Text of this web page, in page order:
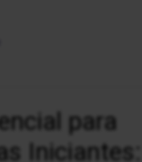
para